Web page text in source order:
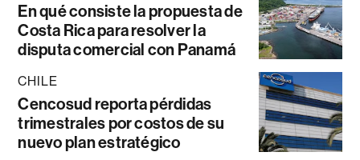
En qué consiste la propuesta de
Costa Rica para resolver la
disputa comercial con Panamá
CHILE
Cencosud reporta pérdidas
trimestrales por costos de su
nuevo plan estratégico